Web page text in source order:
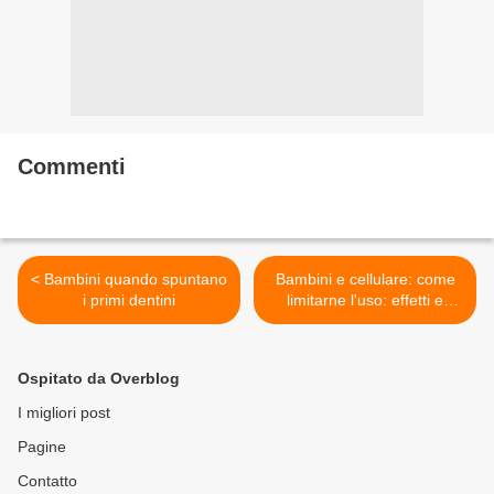
Commenti
< Bambini quando spuntano
i primi dentini
Bambini e cellulare: come
limitarne l'uso: effetti e
danni >
Ospitato da Overblog
I migliori post
Pagine
Contatto